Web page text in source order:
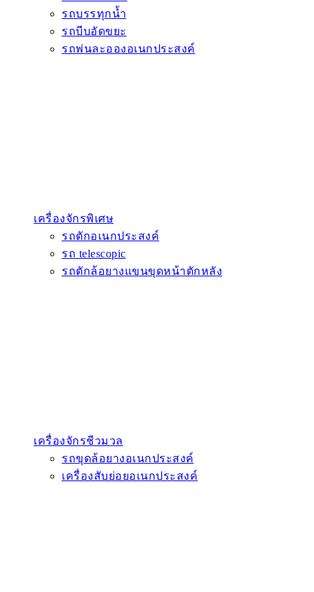
รถบรรทุกน้ำ
รถบีบอัดขยะ
รถพ่นละอองอเนกประสงค์
เครื่องจักรพิเศษ
รถตักอเนกประสงค์
รถ telescopic
รถตักล้อยางแขนขุดหน้าตักหลัง
เครื่องจักรชีวมวล
รถขุดล้อยางอเนกประสงค์
เครื่องสับย่อยอเนกประสงค์